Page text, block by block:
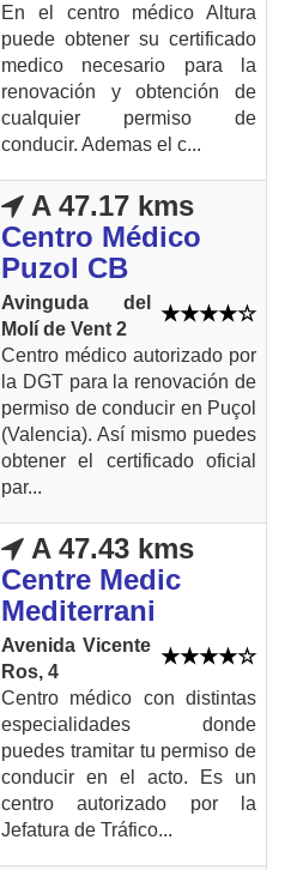
En el centro médico Altura
puede obtener su certificado
medico necesario para la
renovación y obtención de
cualquier permiso de
conducir. Ademas el c...
A 47.17 kms
Centro Médico
Puzol CB
Avinguda del
Molí de Vent 2
Centro médico autorizado por
la DGT para la renovación de
permiso de conducir en Puçol
(Valencia). Así mismo puedes
obtener el certificado oficial
par...
A 47.43 kms
Centre Medic
Mediterrani
Avenida Vicente
Ros, 4
Centro médico con distintas
especialidades donde
puedes tramitar tu permiso de
conducir en el acto. Es un
centro autorizado por la
Jefatura de Tráfico...